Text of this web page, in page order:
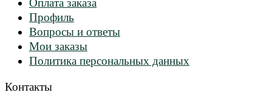
Профиль
Вопросы и ответы
Мои заказы
Политика персональных данных
Контакты